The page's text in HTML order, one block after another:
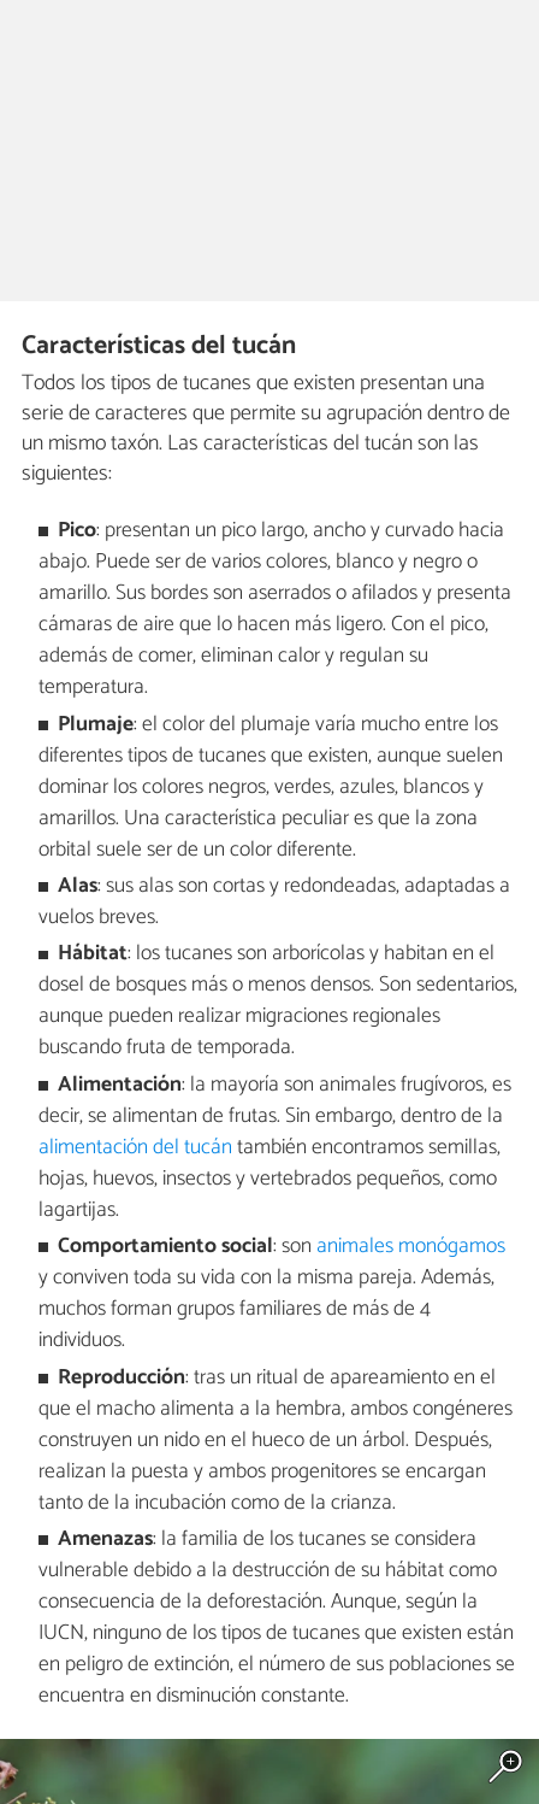
Características del tucán
Todos los tipos de tucanes que existen presentan una
serie de caracteres que permite su agrupación dentro de
un mismo taxón. Las características del tucán son las
siguientes:
Pico: presentan un pico largo, ancho y curvado hacia
abajo. Puede ser de varios colores, blanco y negro o
amarillo. Sus bordes son aserrados o afilados y presenta
cámaras de aire que lo hacen más ligero. Con el pico,
además de comer, eliminan calor y regulan su
temperatura.
Plumaje: el color del plumaje varía mucho entre los
diferentes tipos de tucanes que existen, aunque suelen
dominar los colores negros, verdes, azules, blancos y
amarillos. Una característica peculiar es que la zona
orbital suele ser de un color diferente.
Alas: sus alas son cortas y redondeadas, adaptadas a
vuelos breves.
Hábitat: los tucanes son arborícolas y habitan en el
dosel de bosques más o menos densos. Son sedentarios,
aunque pueden realizar migraciones regionales
buscando fruta de temporada.
Alimentación: la mayoría son animales frugívoros, es
decir, se alimentan de frutas. Sin embargo, dentro de la
alimentación del tucántambién encontramos semillas,
hojas, huevos, insectos y vertebrados pequeños, como
lagartijas.
Comportamiento social: son animales monógamos
y conviven toda su vida con la misma pareja. Además,
muchos forman grupos familiares de más de 4
individuos.
Reproducción: tras un ritual de apareamiento en el
que el macho alimenta a la hembra, ambos congéneres
construyen un nido en el hueco de un árbol. Después,
realizan la puesta y ambos progenitores se encargan
tanto de la incubación como de la crianza.
Amenazas: la familia de los tucanes se considera
vulnerable debido a la destrucción de su hábitat como
consecuencia de la deforestación. Aunque, según la
IUCN, ninguno de los tipos de tucanes que existen están
en peligro de extinción, el número de sus poblaciones se
encuentra en disminución constante.